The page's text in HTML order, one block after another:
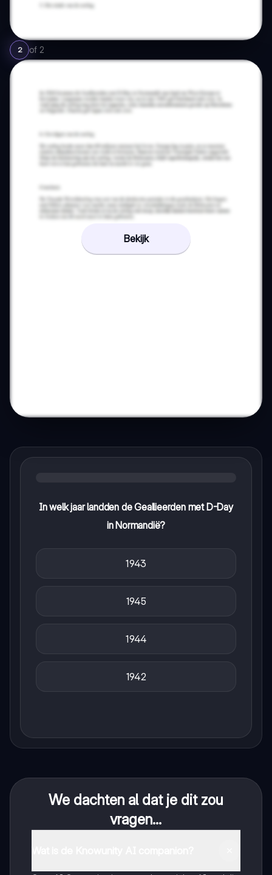
2 of 2
Bekijk
In welk jaar landden de Geallieerden met D-Day
in Normandië?
1943
1945
1944
1942
We dachten al dat je dit zou
vragen...